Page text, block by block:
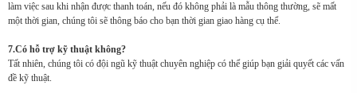
làm việc sau khi nhận được thanh toán, nếu đó không phải là mẫu thông thường, sẽ mất
một thời gian, chúng tôi sẽ thông báo cho bạn thời gian giao hàng cụ thể.
7.Có hỗ trợ kỹ thuật không?
Tất nhiên, chúng tôi có đội ngũ kỹ thuật chuyên nghiệp có thể giúp bạn giải quyết các vấn
đề kỹ thuật.